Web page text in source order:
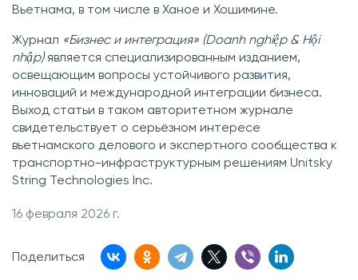
Вьетнама, в том числе в Ханое и Хошимине.
Журнал «Бизнес и интеграция» (Doanh nghiệp & Hội
nhập)является специализированным изданием,
освещающим вопросы устойчивого развития,
инноваций и международной интеграции бизнеса.
Выход статьи в таком авторитетном журнале
свидетельствует о серьёзном интересе
вьетнамского делового и экспертного сообщества к
транспортно-инфраструктурным решениям Unitsky
String Technologies Inc.
16 февраля 2026 г.
Поделиться